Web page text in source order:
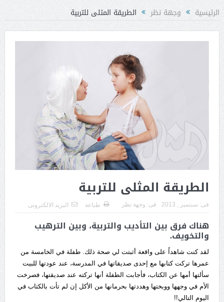
الرئيسية وجهة نظر الطريقة المثلى للتربية
الطريقة المثلى للتربية
فى: سبتمبر , 2013 فى: وجهة نظر طباعة البريد الالكترونى
هناك فرق بين التأديب والتربية، وبين الترهيب
والتخويف.
لقد كنت شاهداً على واقعة أثبتت لي صحة ذلك. طفلة في الخامسة من
عمرها تركت كتابها مع إحدى صديقاتها في المدرسة، عند عودتها للبيت
سألتها أمها عن الكتاب، فأجابت الطفلة أنها تركته عند صديقتها، فصرخت
الأم في وجهها ووبختها وهددتها بحرمانها من الأكل إن لم تأت بالكتاب في
اليوم التالي!!